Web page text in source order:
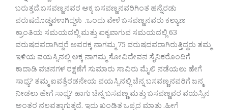
ಬರುತ್ತದೆ.ಬಸವಣ್ಣನವರ ಅಕ್ಕ ಬಸವಣ್ಣನವರಿಗಿಂತ ಹನ್ನೆರಡು
ವರುಷದೊಡ್ಡವಳಾಗಿದ್ದಳು .ಒಂದು ವೇಳೆ ಬಸವಣ್ಣನವರು ಕಲ್ಯಾಣ
ಕ್ರಾಂತಿಯ ಸಮಯದಲ್ಲಿ ಮತ್ತು ಐಕ್ಯವಾಗುವ ಸಮಯದಲ್ಲಿ 63
ವರುಷದವರಾಗಿದ್ದರೆ ಅವರಕ್ಕ ನಾಗಮ್ಮ 75 ವರುಷದವರಾಗಿರುತ್ತಿದ್ದರು ತಮ್ಮ
ಇಳಿಯ ವಯಸ್ಸಿನಲ್ಲಿ ಅಕ್ಕ ನಾಗಮ್ಮ ಸೋವಿದೇವನ ಸೈನಿಕರೊಂದಿಗೆ
ಕಾದಾಡಿ ವಚನಗಳ ರಕ್ಷಣೆಗೆ ಸುಮಾರು ಸಾವಿರು ಮೈಲಿ ನಡೆಯಲು ಹೇಗೆ
ಸಾಧ್ಯ? ತಮ್ಮ ಐವತ್ತೆರಡನೇಯ ವಯಸ್ಸಿನಲ್ಲಿ ಚೆನ್ನ ಬಸವಣ್ಣನವರಿಗೆ ಜನ್ಮ
ನೀಡಲು ಹೇಗೆ ಸಾಧ್ಯ? ಹಾಗು ಚೆನ್ನ ಬಸವಣ್ಣ ಮತ್ತು ಬಸವಣ್ಣವರ ವಯಸ್ಸಿನ
ಅಂತರ ನಲವತ್ತಾಗುತ್ತದೆ. ಇದು ಖಂಡಿತ ಒಪ್ಪದ ಮಾತು .ಹೀಗೆ